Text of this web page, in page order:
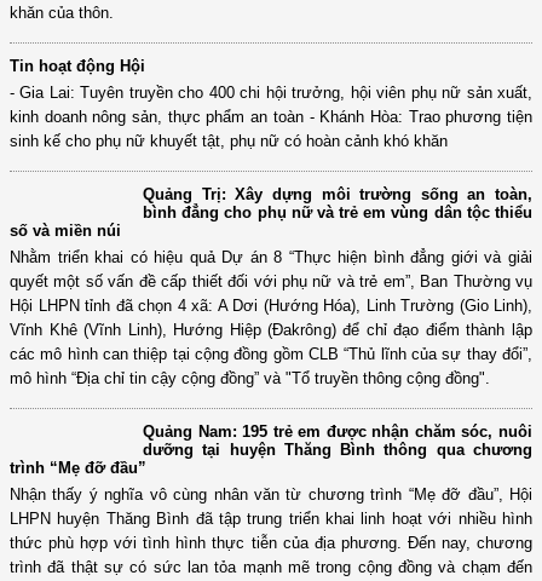
nghiệp tỉnh và Công ty TNHH Kim Tường tổ chức trao Nhà mái ấm tình
huyện Yên Dũng - gia đình hội viên phụ nữ có hoàn cảnh đặc biệt khó
khăn của thôn.
Tin hoạt động Hội
kinh doanh nông sản, thực phẩm an toàn - Khánh Hòa: Trao phương tiện
sinh kế cho phụ nữ khuyết tật, phụ nữ có hoàn cảnh khó khăn
Quảng Trị: Xây dựng môi trường sống an toàn,
bình đẳng cho phụ nữ và trẻ em vùng dân tộc thiểu
số và miền núi
Nhằm triển khai có hiệu quả Dự án 8 “Thực hiện bình đẳng giới và giải
quyết một số vấn đề cấp thiết đối với phụ nữ và trẻ em”, Ban Thường vụ
Hội LHPN tỉnh đã chọn 4 xã: A Dơi (Hướng Hóa), Linh Trường (Gio Linh),
các mô hình can thiệp tại cộng đồng gồm CLB “Thủ lĩnh của sự thay đổi”,
mô hình “Địa chỉ tin cậy cộng đồng” và "Tổ truyền thông cộng đồng".
Quảng Nam: 195 trẻ em được nhận chăm sóc, nuôi
dưỡng tại huyện Thăng Bình thông qua chương
trình “Mẹ đỡ đầu”
Nhận thấy ý nghĩa vô cùng nhân văn từ chương trình “Mẹ đỡ đầu”, Hội